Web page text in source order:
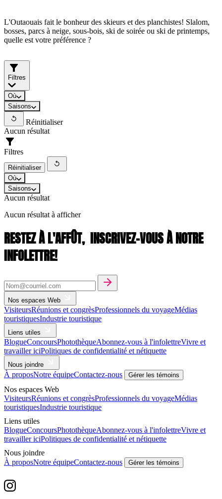
L'Outaouais fait le bonheur des skieurs et des planchistes! Slalom,
bosses, parcs à neige, sous-bois, ski de soirée ou ski de printemps,
quelle est votre préférence ?
Filtres
Où
Saisons
Réinitialiser
Aucun résultat
Filtres
Réinitialiser
Où
Saisons
Aucun résultat
Aucun résultat à afficher
RESTEZ À L'AFFÛT, INSCRIVEZ-VOUS À NOTRE
INFOLETTRE!
Nos espaces Web
VisiteursRéunions et congrèsProfessionnels du voyageMédias
touristiquesIndustrie touristique
Liens utiles
BlogueConcoursPhotothèqueAbonnez-vous à l'infolettreVivre et
travailler iciPolitiques de confidentialité et nétiquette
Nous joindre
À proposNotre équipeContactez-nous Gérer les témoins
Nos espaces Web
VisiteursRéunions et congrèsProfessionnels du voyageMédias
touristiquesIndustrie touristique
Liens utiles
BlogueConcoursPhotothèqueAbonnez-vous à l'infolettreVivre et
travailler iciPolitiques de confidentialité et nétiquette
Nous joindre
À proposNotre équipeContactez-nous Gérer les témoins